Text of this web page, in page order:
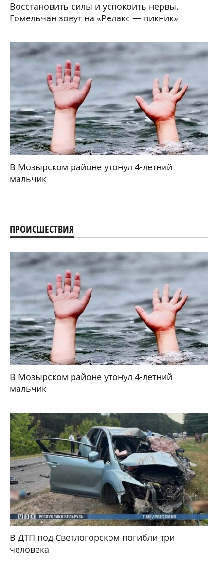
Восстановить силы и успокоить нервы.
Гомельчан зовут на «Релакс — пикник»
В Мозырском районе утонул 4-летний
мальчик
ПРОИСШЕСТВИЯ
В Мозырском районе утонул 4-летний
мальчик
В ДТП под Светлогорском погибли три
человека